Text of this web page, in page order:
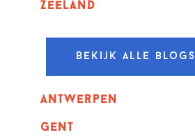
Zeeland
Bekijk alle blogs
Antwerpen
GENT